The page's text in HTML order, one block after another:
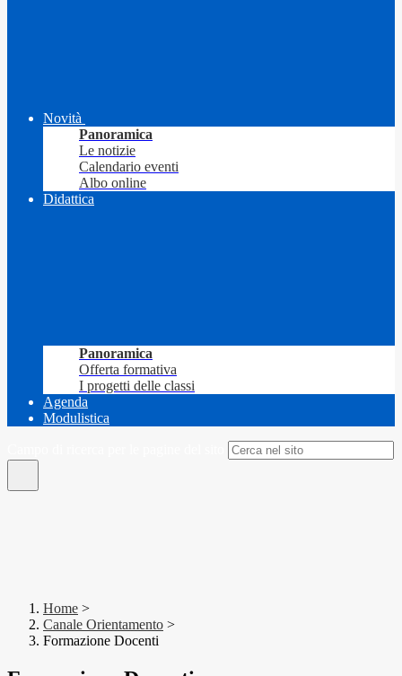
Novità
Panoramica
Le notizie
Calendario eventi
Albo online
Didattica
Panoramica
Offerta formativa
I progetti delle classi
Agenda
Modulistica
Home >
Canale Orientamento >
Formazione Docenti